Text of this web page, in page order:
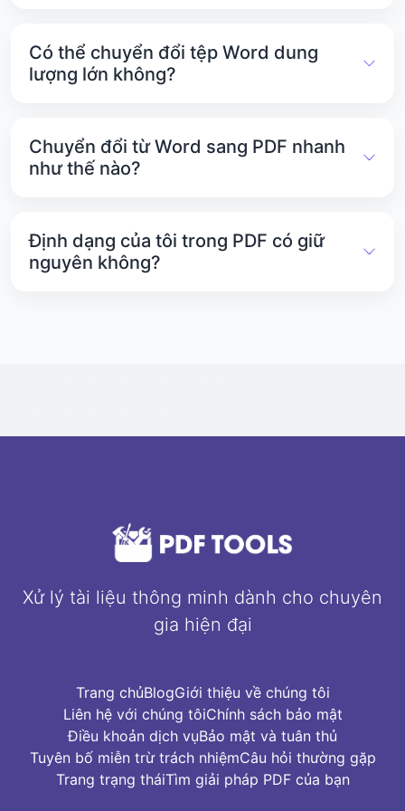
PDFTools.net hoàn toàn miễn phí. Bạn có thể sử
dụng thoải mái, chia sẻ với người khác và thậm
chí dùng thử các công cụ khác của chúng tôi.
Có thể chuyển đổi tệp Word dung
lượng lớn không?
PDFTools.net hỗ trợ tài liệu lên đến 25 MB mà vẫn
giữ nguyên định dạng trong quá trình chuyển đổi.
Chuyển đổi từ Word sang PDF nhanh
như thế nào?
phụ thuộc vào kích thước tệp và tốc độ kết nối
internet của bạn.
Định dạng của tôi trong PDF có giữ
nguyên không?
Xử lý tài liệu thông minh dành cho chuyên
gia hiện đại
Trang chủBlogGiới thiệu về chúng tôi
Liên hệ với chúng tôiChính sách bảo mật
Điều khoản dịch vụBảo mật và tuân thủ
Tuyên bố miễn trừ trách nhiệmCâu hỏi thường gặp
Trang trạng tháiTìm giải pháp PDF của bạn